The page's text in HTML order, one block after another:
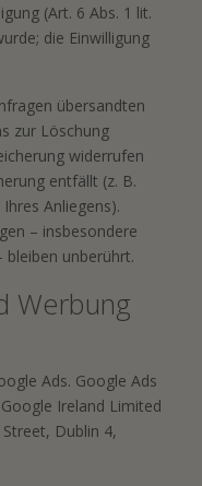
(Art. 6 Abs. 1 lit.
die Einwilligung
übersandten
zur Löschung
widerrufen
entfällt (z. B.
Anliegens).
– insbesondere
bleiben unberührt.
Werbung
Ads. Google Ads
Ireland Limited
Dublin 4,